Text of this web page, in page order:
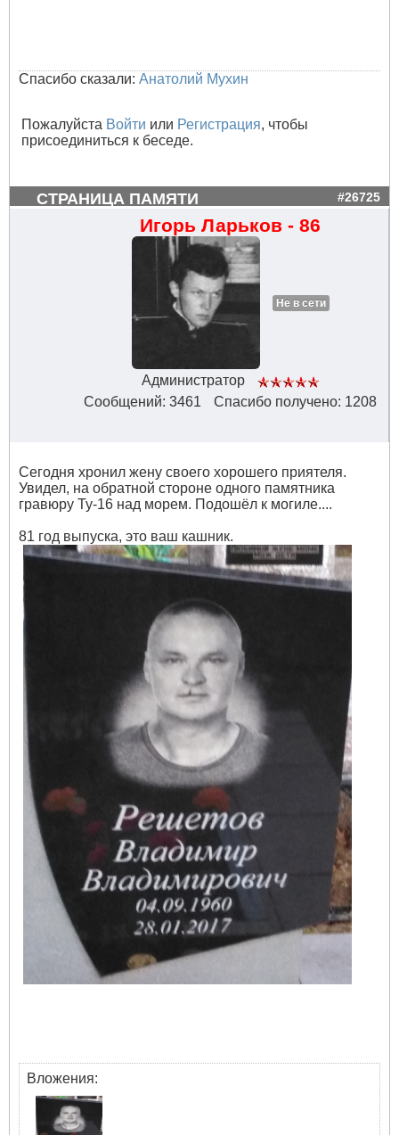
Спасибо сказали: Анатолий Мухин
Пожалуйста Войти или Регистрация, чтобы
присоединиться к беседе.
СТРАНИЦА ПАМЯТИ #26725
Игорь Ларьков - 86
Не в сети
Администратор
Сообщений: 3461
Спасибо получено: 1208
Сегодня хронил жену своего хорошего приятеля.
Увидел, на обратной стороне одного памятника
гравюру Ту-16 над морем. Подошёл к могиле....
81 год выпуска, это ваш кашник.
Вложения: